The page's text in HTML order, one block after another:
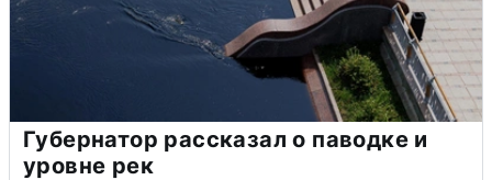
Губернатор рассказал о паводке и
уровне рек